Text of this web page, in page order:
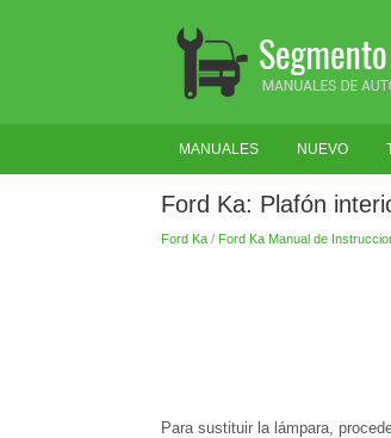
MANUALES NUEVO
Ford Ka: Plafón
Ford Ka/ Ford Ka Manual de
Para sustituir la lámpara,